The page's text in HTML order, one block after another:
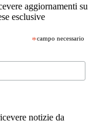
aggiornamenti su
esclusive
*campo necessario
notizie da